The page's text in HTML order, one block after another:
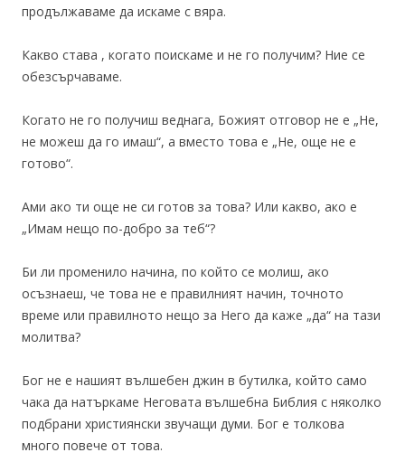
продължаваме да искаме с вяра.
Какво става , когато поискаме и не го получим? Ние се
обезсърчаваме.
Когато не го получиш веднага, Божият отговор не е „Не,
не можеш да го имаш“, а вместо това е „Не, още не е
готово“.
Ами ако ти още не си готов за това? Или какво, ако е
„Имам нещо по-добро за теб“?
Би ли променило начина, по който се молиш, ако
осъзнаеш, че това не е правилният начин, точното
време или правилното нещо за Него да каже „да“ на тази
молитва?
Бог не е нашият вълшебен джин в бутилка, който само
чака да натъркаме Неговата вълшебна Библия с няколко
подбрани християнски звучащи думи. Бог е толкова
много повече от това.